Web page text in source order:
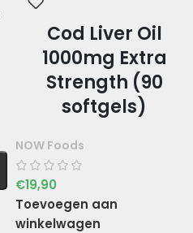
Cod Liver Oil
1000mg Extra
Strength (90
softgels)
NOW Foods
€19,90
Toevoegen aan
winkelwagen